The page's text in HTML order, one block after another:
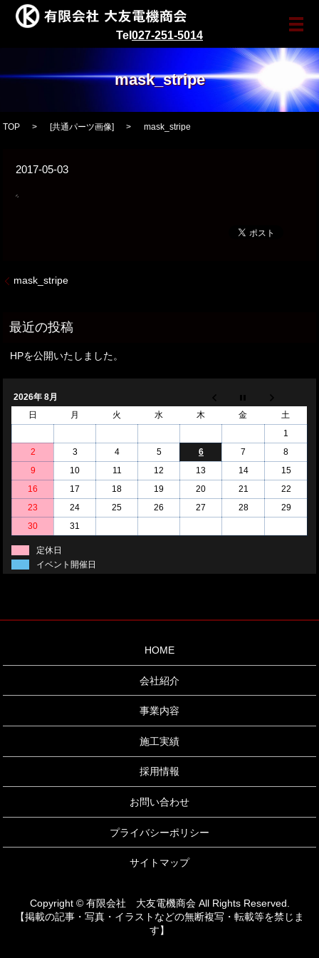
Tel 027-251-5014
メ
mask_stripe
TOP [共通パーツ画像] mask_stripe
2017-05-03
mask_stripe
HPを公開いたしました。
2026年 8月
日
月 火 水 木 金
土
1
2
3 4 5 6 7
8
9
10 11 12 13 14
15
16
17 18 19 20 21
22
23
24 25 26 27 28
29
30
31
定休日
イベント開催日
HOME
会社紹介
事業内容
施工実績
採用情報
お問い合わせ
プライバシーポリシー
サイトマップ
Copyright © 有限会社 大友電機商会 All Rights Reserved.
【掲載の記事・写真・イラストなどの無断複写・転載等を禁じま
す】